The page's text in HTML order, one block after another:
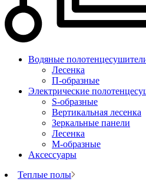
Водяные
Лесенка
П-образные
Электрические
S-образные
Вертикальная лесенка
Зеркальные панели
Лесенка
М-образные
Аксессуары
Теплые полы